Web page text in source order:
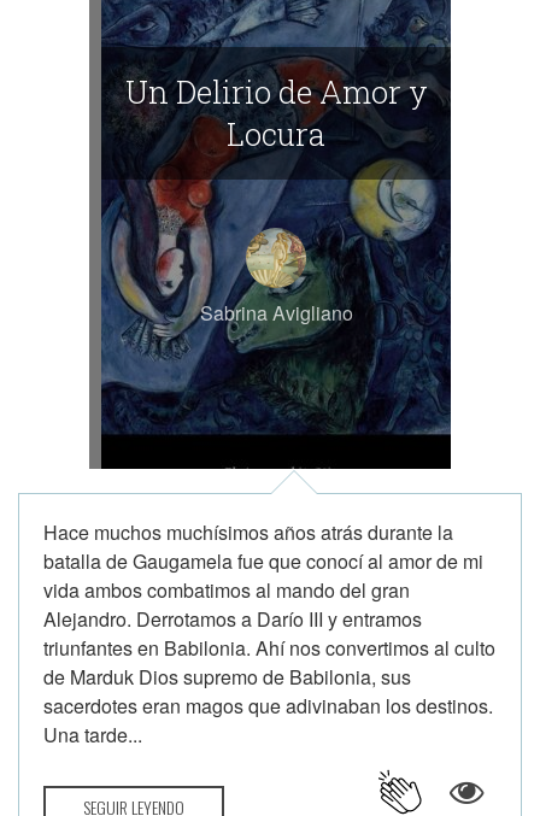
Un Delirio de Amor y
Locura
Sabrina Avigliano
Hace muchos muchísimos años atrás durante la
batalla de Gaugamela fue que conocí al amor de mi
vida ambos combatimos al mando del gran
Alejandro. Derrotamos a Darío III y entramos
triunfantes en Babilonia. Ahí nos convertimos al culto
de Marduk Dios supremo de Babilonia, sus
sacerdotes eran magos que adivinaban los destinos.
Una tarde...
SEGUIR LEYENDO